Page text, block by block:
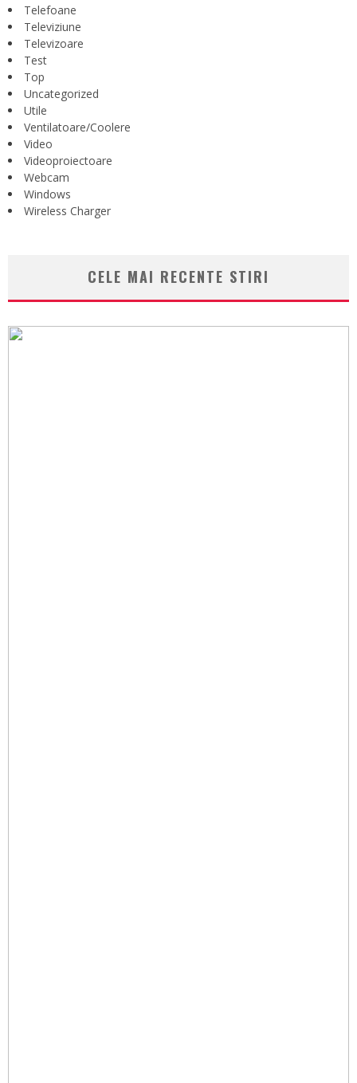
Telefoane
Televiziune
Televizoare
Test
Top
Uncategorized
Utile
Ventilatoare/Coolere
Video
Videoproiectoare
Webcam
Windows
Wireless Charger
CELE MAI RECENTE STIRI